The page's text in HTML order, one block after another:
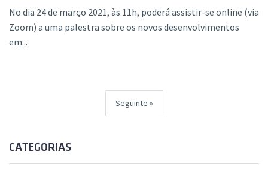
No dia 24 de março 2021, às 11h, poderá assistir-se online (via
Zoom) a uma palestra sobre os novos desenvolvimentos
em...
Seguinte
CATEGORIAS